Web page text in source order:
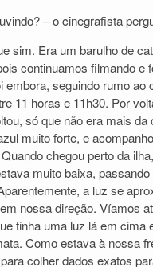
– o cinegrafista
sim. Era um barulho de
continuamos filmando e
embora, seguindo rumo ao
11 horas e 11h30. Por
só que não era mais da
muito forte, e
chegou perto da
muito baixa,
a luz se
nossa direção. Víamos
tinha uma luz lá em cima
Como estava à nossa
colher dados exatos